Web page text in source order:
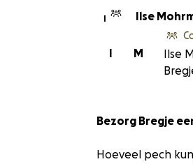
I Ilse
M
I
Ilse
Bezorg Bregje
Hoeveel pech